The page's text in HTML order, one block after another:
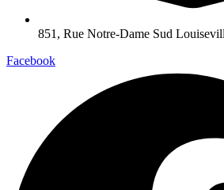
851, Rue Notre-Dame Sud
Facebook